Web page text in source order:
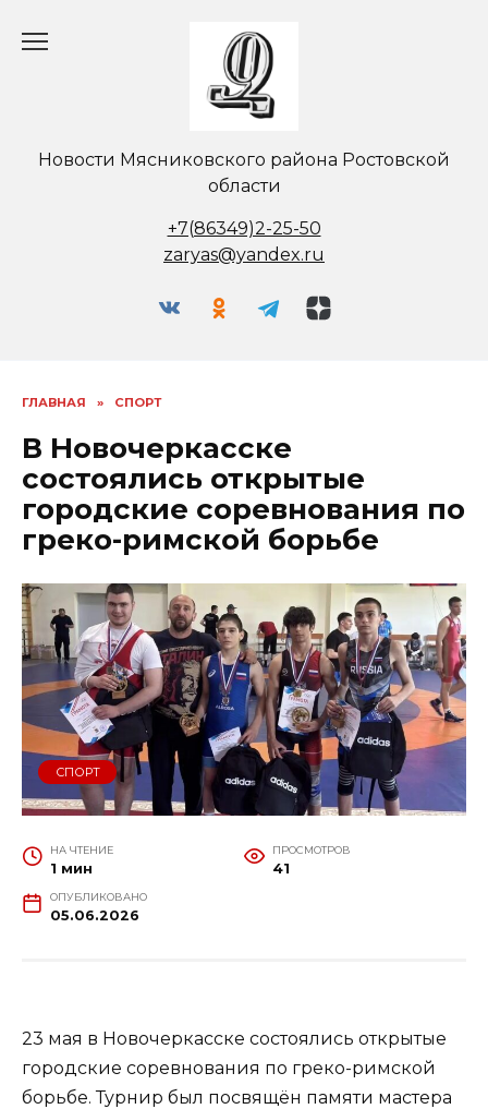
Новости Мясниковского района Ростовской
области
+7(86349)2-25-50
zaryas@yandex.ru
ГЛАВНАЯ » СПОРТ
В Новочеркасске
состоялись открытые
городские соревнования по
греко-римской борьбе
СПОРТ
НА ЧТЕНИЕ
1 мин
ПРОСМОТРОВ
41
ОПУБЛИКОВАНО
05.06.2026
23 мая в Новочеркасске состоялись открытые
городские соревнования по греко-римской
борьбе. Турнир был посвящён памяти мастера